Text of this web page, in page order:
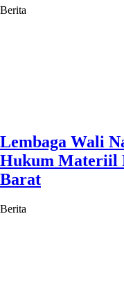
Berita
Lembaga Wali
Hukum Materiil
Barat
Berita